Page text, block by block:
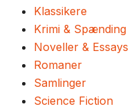
Klassikere
Krimi & Spænding
Noveller & Essays
Romaner
Samlinger
Science Fiction